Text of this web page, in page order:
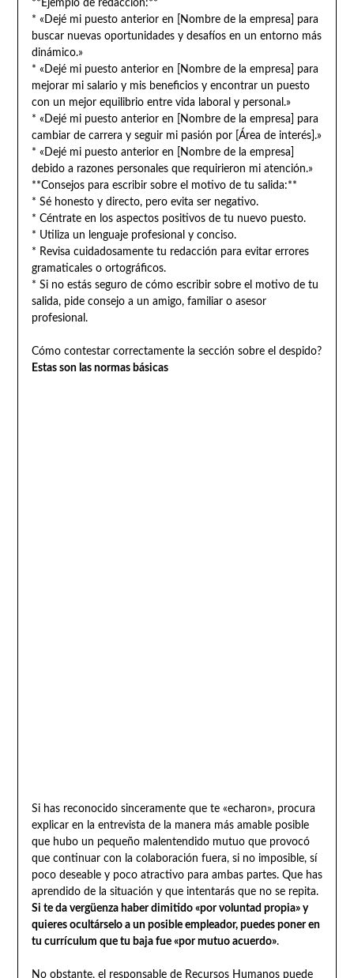
**Ejemplo de redacción:**
* «Dejé mi puesto anterior en [Nombre de la empresa] para
buscar nuevas oportunidades y desafíos en un entorno más
dinámico.»
* «Dejé mi puesto anterior en [Nombre de la empresa] para
mejorar mi salario y mis beneficios y encontrar un puesto
con un mejor equilibrio entre vida laboral y personal.»
* «Dejé mi puesto anterior en [Nombre de la empresa] para
cambiar de carrera y seguir mi pasión por [Área de interés].»
* «Dejé mi puesto anterior en [Nombre de la empresa]
debido a razones personales que requirieron mi atención.»
**Consejos para escribir sobre el motivo de tu salida:**
* Sé honesto y directo, pero evita ser negativo.
* Céntrate en los aspectos positivos de tu nuevo puesto.
* Utiliza un lenguaje profesional y conciso.
* Revisa cuidadosamente tu redacción para evitar errores
gramaticales o ortográficos.
* Si no estás seguro de cómo escribir sobre el motivo de tu
salida, pide consejo a un amigo, familiar o asesor
profesional.
Cómo contestar correctamente la sección sobre el despido?
Estas son las normas básicas
Si has reconocido sinceramente que te «echaron», procura
explicar en la entrevista de la manera más amable posible
que hubo un pequeño malentendido mutuo que provocó
que continuar con la colaboración fuera, si no imposible, sí
poco deseable y poco atractivo para ambas partes. Que has
aprendido de la situación y que intentarás que no se repita.
Si te da vergüenza haber dimitido «por voluntad propia» y
quieres ocultárselo a un posible empleador, puedes poner en
tu currículum que tu baja fue «por mutuo acuerdo».
No obstante, el responsable de Recursos Humanos puede